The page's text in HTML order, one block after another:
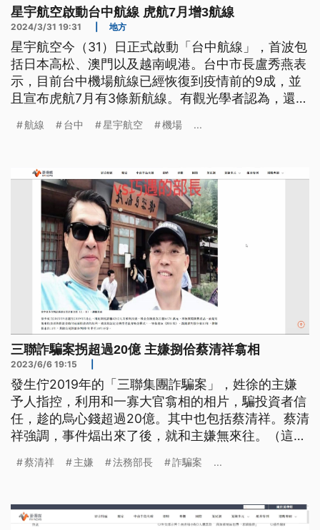
星宇航空啟動台中航線 虎航7月增3航線
2024/3/31 19:31 地方
星宇航空今（31）日正式啟動「台中航線」，首波包
括日本高松、澳門以及越南峴港。台中市長盧秀燕表
示，目前台中機場航線已經恢復到疫情前的9成，並
且宣布虎航7月有3條新航線。有觀光學者認為，還有
航線 台中 星宇航空 機場 ...
三聯詐騙案拐超過20億 主嫌捌佮蔡清祥翕相
2023/6/6 19:15
發生佇2019年的「三聯集團詐騙案」，姓徐的主嫌
予人指控，利用和一寡大官翕相的相片，騙投資者信
任，趁的烏心錢超過20億。其中也包括蔡清祥。蔡清
祥強調，事件煏出來了後，就和主嫌無來往。（這條
蔡清祥 主嫌 法務部長 詐騙案 ...